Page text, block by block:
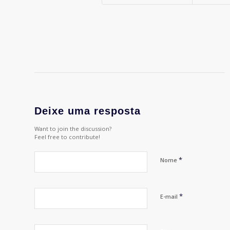
Deixe uma resposta
Want to join the discussion?
Feel free to contribute!
Nome *
E-mail *